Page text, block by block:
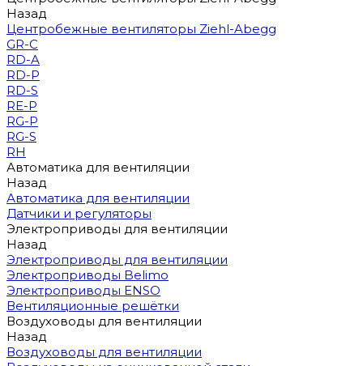
Назад
Центробежные вентиляторы Ziehl-Abegg
GR-C
RD-A
RD-P
RD-S
RE-P
RG-P
RG-S
RH
Автоматика для вентиляции
Назад
Автоматика для вентиляции
Датчики и регуляторы
Электроприводы для вентиляции
Назад
Электроприводы для вентиляции
Электроприводы Belimo
Электроприводы ENSO
Вентиляционные решётки
Воздуховоды для вентиляции
Назад
Воздуховоды для вентиляции